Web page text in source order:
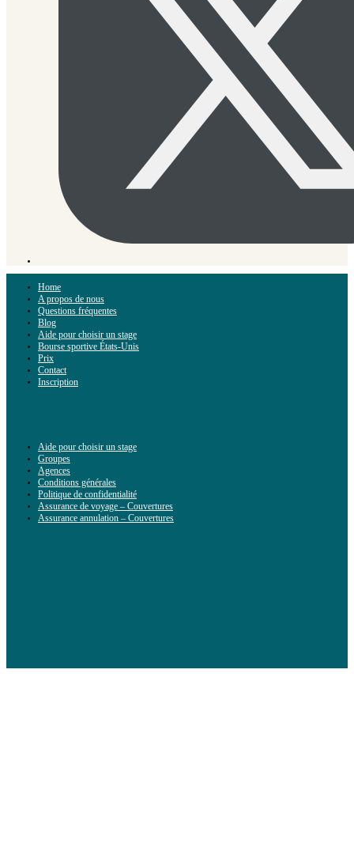
Home
A propos de nous
Questions fréquentes
Blog
Aide pour choisir un stage
Bourse sportive États-Unis
Prix
Contact
Inscription
Aide pour choisir un stage
Groupes
Agences
Conditions générales
Politique de confidentialité
Assurance de voyage – Couvertures
Assurance annulation – Couvertures